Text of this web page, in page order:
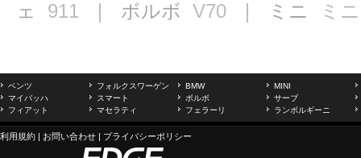
ェ 911 ｜ ボルボ V70 ｜ ミニ ミニ
ベンツ フォルクスワーゲン BMW
MINI
マイバッハ
スマート ボルボ
サーブ
フィアット
マセラティ フェラーリ ランボルギーニ
利用規約 | お問い合わせ | プライバシーポリシー